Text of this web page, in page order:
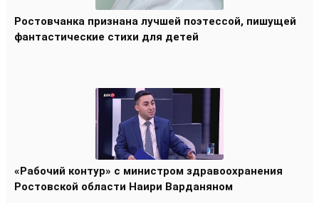
Ростовчанка признана лучшей поэтессой, пишущей
фантастические стихи для детей
«Рабочий контур» с министром здравоохранения
Ростовской области Наири Варданяном